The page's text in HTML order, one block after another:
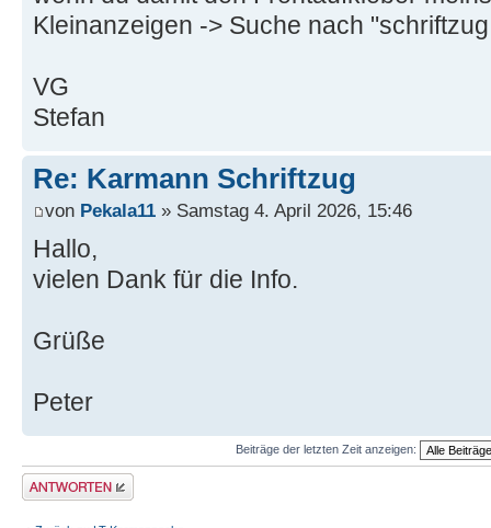
Kleinanzeigen -> Suche nach
VG
Stefan
Re: Karmann Schriftzug
von Pekala11 » Samstag 4. April 2026, 15:46
Hallo,
vielen Dank für die Info.
Grüße
Peter
Beiträge der letzten Zeit anzeigen:
Antwort erstellen